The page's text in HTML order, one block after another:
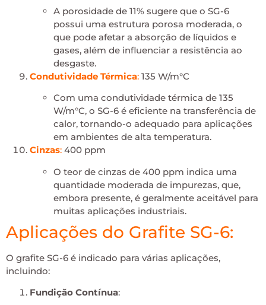
A porosidade de 11% sugere que o SG-6
possui uma estrutura porosa moderada, o
que pode afetar a absorção de líquidos e
gases, além de influenciar a resistência ao
desgaste.
Condutividade Térmica: 135 W/m°C
Com uma condutividade térmica de 135
W/m°C, o SG-6 é eficiente na transferência de
calor, tornando-o adequado para aplicações
em ambientes de alta temperatura.
Cinzas: 400 ppm
O teor de cinzas de 400 ppm indica uma
quantidade moderada de impurezas, que,
embora presente, é geralmente aceitável para
muitas aplicações industriais.
Aplicações do Grafite SG-6:
O grafite SG-6 é indicado para várias aplicações,
incluindo:
Fundição Contínua: